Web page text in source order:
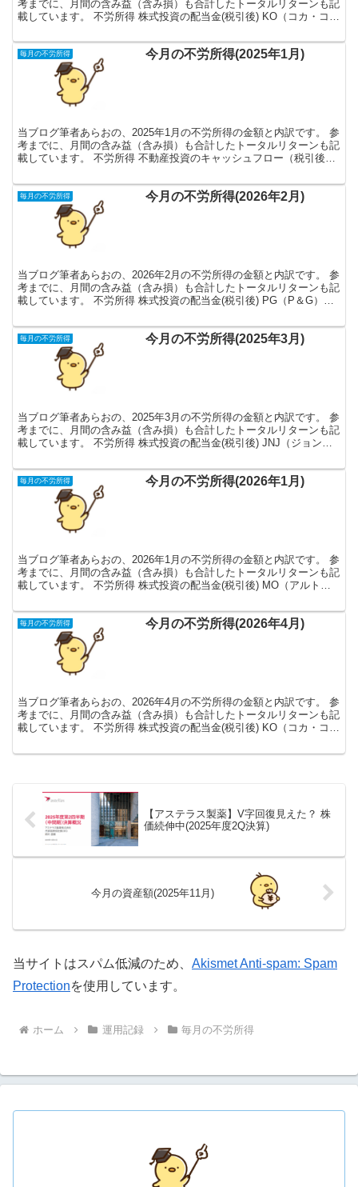
考までに、月間の含み益（含み損）も合計したトータルリターンも記
載しています。 不労所得 株式投資の配当金(税引後) KO（コカ・コー
毎月の不労所得 今月の不労所得(2025年1月)
当ブログ筆者あらおの、2025年1月の不労所得の金額と内訳です。 参
考までに、月間の含み益（含み損）も合計したトータルリターンも記
載しています。 不労所得 不動産投資のキャッシュフロー（税引後）
毎月の不労所得 今月の不労所得(2026年2月)
当ブログ筆者あらおの、2026年2月の不労所得の金額と内訳です。 参
考までに、月間の含み益（含み損）も合計したトータルリターンも記
載しています。 不労所得 株式投資の配当金(税引後) PG（P＆G）
毎月の不労所得 今月の不労所得(2025年3月)
当ブログ筆者あらおの、2025年3月の不労所得の金額と内訳です。 参
考までに、月間の含み益（含み損）も合計したトータルリターンも記
載しています。 不労所得 株式投資の配当金(税引後) JNJ（ジョンソ
毎月の不労所得 今月の不労所得(2026年1月)
当ブログ筆者あらおの、2026年1月の不労所得の金額と内訳です。 参
考までに、月間の含み益（含み損）も合計したトータルリターンも記
載しています。 不労所得 株式投資の配当金(税引後) MO（アルトリ
毎月の不労所得 今月の不労所得(2026年4月)
当ブログ筆者あらおの、2026年4月の不労所得の金額と内訳です。 参
考までに、月間の含み益（含み損）も合計したトータルリターンも記
載しています。 不労所得 株式投資の配当金(税引後) KO（コカ・コー
【アステラス製薬】V字回復見えた？ 株
価続伸中(2025年度2Q決算)
今月の資産額(2025年11月)
当サイトはスパム低減のため、 Akismet Anti-spam: Spam
Protectionを使用しています。
ホーム 運用記録 毎月の不労所得